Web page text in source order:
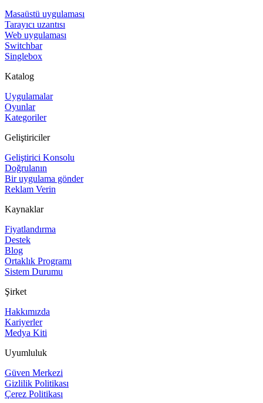
Masaüstü uygulaması
Tarayıcı uzantısı
Web uygulaması
Switchbar
Singlebox
Katalog
Uygulamalar
Oyunlar
Kategoriler
Geliştiriciler
Geliştirici Konsolu
Doğrulanın
Bir uygulama gönder
Reklam Verin
Kaynaklar
Fiyatlandırma
Destek
Blog
Ortaklık Programı
Sistem Durumu
Şirket
Hakkımızda
Kariyerler
Medya Kiti
Uyumluluk
Güven Merkezi
Gizlilik Politikası
Çerez Politikası